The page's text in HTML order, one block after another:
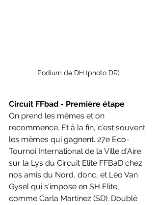
Podium de DH (photo DR)
Circuit FFbad - Première étape
On prend les mêmes et on
recommence. Et à la fin, c'est souvent
les mêmes qui gagnent. 27e Eco-
Tournoi International de la Ville d'Aire
sur la Lys du Circuit Elite FFBaD chez
nos amis du Nord, donc, et Léo Van
Gysel qui s'impose en SH Elite,
comme Carla Martinez (SD). Doublé